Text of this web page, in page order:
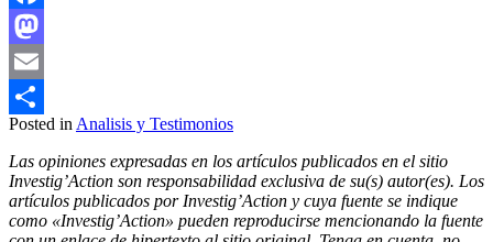
Facebook
Mastodon
Email
Compartir
Posted in Analisis y Testimonios
Las opiniones expresadas en los artículos publicados en el sitio
Investig’Action son responsabilidad exclusiva de su(s) autor(es). Los
artículos publicados por Investig’Action y cuya fuente se indique
como «Investig’Action» pueden reproducirse mencionando la fuente